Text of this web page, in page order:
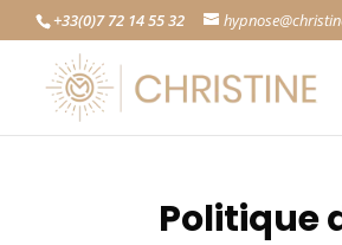
+33(0)7 72 14 55 32
Politique